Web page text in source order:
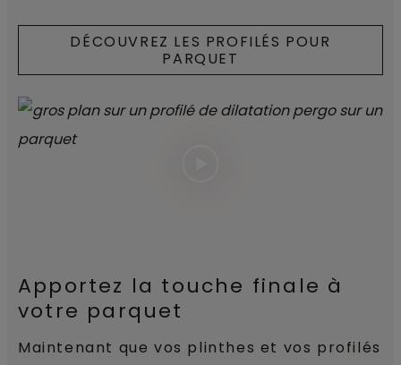
DÉCOUVREZ LES PROFILÉS POUR
PARQUET
Apportez la touche finale à
votre parquet
Maintenant que vos plinthes et vos profilés